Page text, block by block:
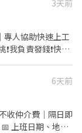
險 ②正式夥伴年
（優於勞基法，
員工供膳 ⑥不定
熟記內場各餐點製
3天前
專人協助快速上工
08:00 晚9班：
午13班：13:00
6天前
收仲介費｜隔日即
上班日期、地